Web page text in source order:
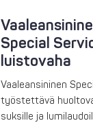
Special
luistovaha
Vaaleansininen
työstettävä
suksille ja